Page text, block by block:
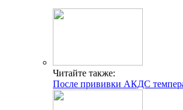
Читайте также:
После прививки АКДС